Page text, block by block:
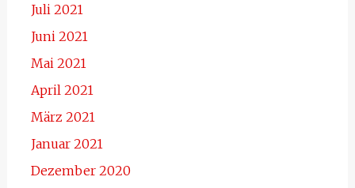
Juli 2021
Juni 2021
Mai 2021
April 2021
März 2021
Januar 2021
Dezember 2020